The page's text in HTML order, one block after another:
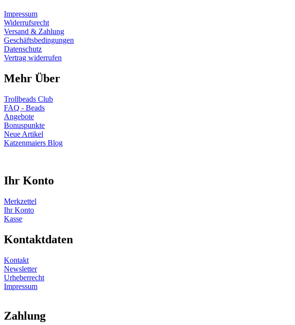
Impressum
Widerrufsrecht
Versand & Zahlung
Geschäftsbedingungen
Datenschutz
Vertrag widerrufen
Mehr Über
Trollbeads Club
FAQ - Beads
Angebote
Bonuspunkte
Neue Artikel
Katzenmaiers Blog
Ihr Konto
Merkzettel
Ihr Konto
Kasse
Kontaktdaten
Kontakt
Newsletter
Urheberrecht
Impressum
Zahlung